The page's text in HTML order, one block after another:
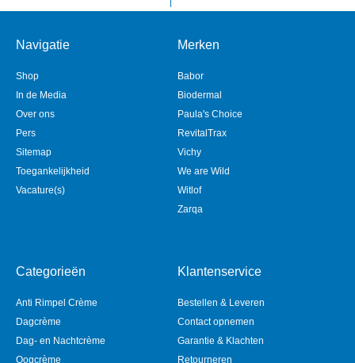
Navigatie
Shop
In de Media
Over ons
Pers
Sitemap
Toegankelijkheid
Vacature(s)
Merken
Babor
Biodermal
Paula's Choice
RevitalTrax
Vichy
We are Wild
Witlof
Zarqa
Categorieën
Anti Rimpel Crème
Dagcrème
Dag- en Nachtcrème
Oogcrème
Klantenservice
Bestellen & Leveren
Contact opnemen
Garantie & Klachten
Retourneren